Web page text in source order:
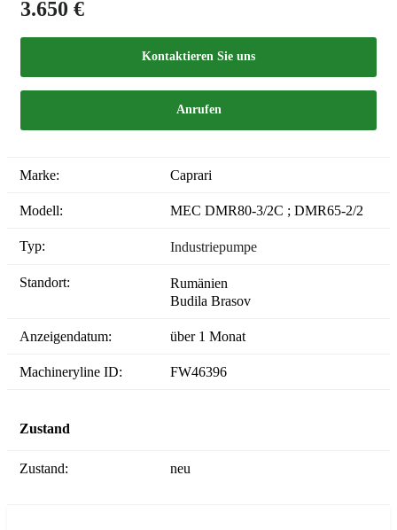
3.650 €
Kontaktieren Sie uns
Anrufen
Marke: Caprari
Modell: MEC DMR80-3/2C ; DMR65-2/2
Typ: Industriepumpe
Standort:
Rumänien
Budila Brasov
Anzeigendatum: über 1 Monat
Machineryline ID: FW46396
Zustand
Zustand: neu